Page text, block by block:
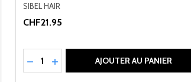
SIBEL HAIR
CHF21.95
Quantité:
RÉDUIRE LA QUANTITÉ DE
AUGMENTER LA QUANTITÉ DE
AJOUTER AU PANIER